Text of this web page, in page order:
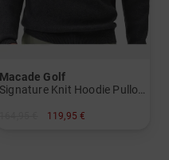
Macade Golf
Signature Knit Hoodie Pullover Strick
119,95 €